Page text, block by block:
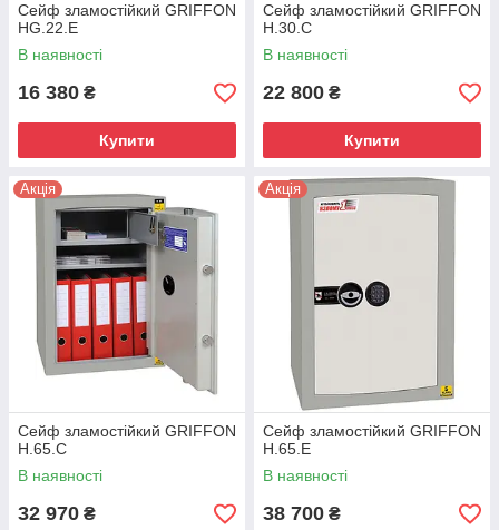
Сейф зламостійкий GRIFFON
HG.22.E
В наявності
16 380 ₴
Купити
Сейф зламостійкий GRIFFON
H.30.C
В наявності
22 800 ₴
Купити
Акція
Сейф зламостійкий GRIFFON
H.65.C
В наявності
32 970 ₴
Акція
Сейф зламостійкий GRIFFON
H.65.E
В наявності
38 700 ₴